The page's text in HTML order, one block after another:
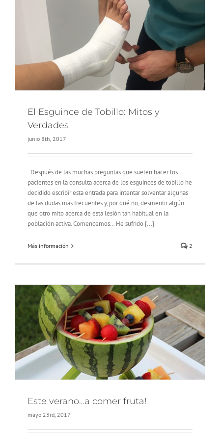
El Esguince de Tobillo: Mitos y
Verdades
junio 8th, 2017
Después de las muchas preguntas que suelen hacer los
pacientes en la consulta acerca de los esguinces de tobillo he
decidido escribir esta entrada para intentar solventar algunas
de las dudas más frecuentes y, por qué no, desmentir algún
que otro mito acerca de esta lesión tan habitual en la
población activa. Comencemos… He sufrido [...]
Más información 2
Este verano…a comer fruta!
mayo 23rd, 2017